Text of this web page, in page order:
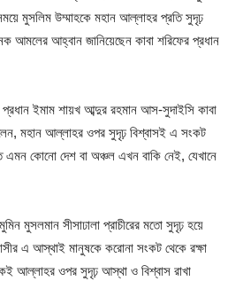
মুসলিম উম্মাহকে মহান আল্লাহর প্রতি সুদৃঢ়
নেক আমলের আহ্বান জানিয়েছেন কাবা শরিফের প্রধান
প্রধান ইমাম শায়খ আব্দুর রহমান আস-সুদাইসি কাবা
মহান আল্লাহর ওপর সুদৃঢ় বিশ্বাসই এ সংকট
এমন কোনো দেশ বা অঞ্চল এখন বাকি নেই, যেখানে
মুসলমান সীসাঢালা প্রাচীরের মতো সুদৃঢ় হয়ে
এ আস্থাই মানুষকে করোনা সংকট থেকে রক্ষা
আল্লাহর ওপর সুদৃঢ় আস্থা ও বিশ্বাস রাখা